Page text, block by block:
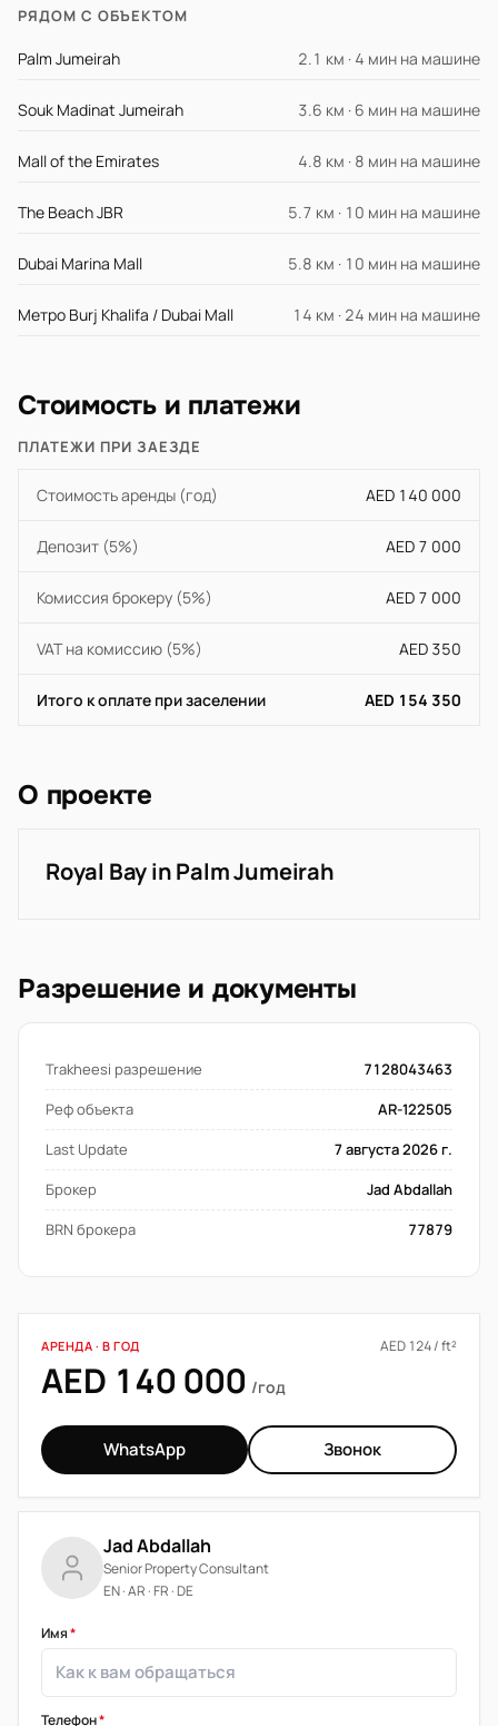
РЯДОМ С ОБЪЕКТОМ
Palm Jumeirah 2.1 км · 4 мин на машине
Souk Madinat Jumeirah 3.6 км · 6 мин на машине
Mall of the Emirates 4.8 км · 8 мин на машине
The Beach JBR 5.7 км · 10 мин на машине
Dubai Marina Mall 5.8 км · 10 мин на машине
Метро Burj Khalifa / Dubai Mall 14 км · 24 мин на машине
Стоимость и платежи
ПЛАТЕЖИ ПРИ ЗАЕЗДЕ
Стоимость аренды (год) AED 140 000
Депозит (5%) AED 7 000
Комиссия брокеру (5%) AED 7 000
VAT на комиссию (5%) AED 350
Итого к оплате при заселении AED 154 350
О проекте
Royal Bay in Palm Jumeirah
Разрешение и документы
Trakheesi разрешение
7128043463
Реф объекта
AR-122505
Last Update
7 августа 2026 г.
Брокер
Jad Abdallah
BRN брокера
77879
АРЕНДА · В ГОД AED 124 / ft²
AED 140 000 /год
WhatsApp Звонок
Jad Abdallah
Senior Property Consultant
EN · AR · FR · DE
Имя*
Телефон*